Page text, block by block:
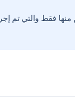
فقط والتي تم